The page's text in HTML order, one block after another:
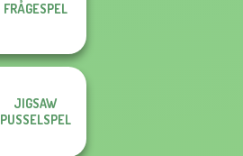
Quizmania: Trivia
FRÅGESPEL
JIGSAW
PUSSELSPEL